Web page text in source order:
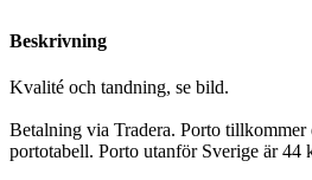
Beskrivning
Kvalité och tandning, se bild.
Betalning via Tradera. Porto tillkommer
portotabell. Porto utanför Sverige är 44